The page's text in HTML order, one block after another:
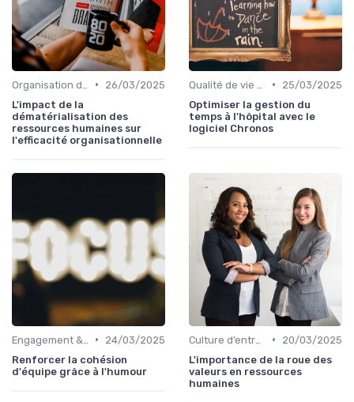
•
26/03/2025
L'impact de la
dématérialisation des
ressources humaines sur
l'efficacité organisationnelle
•
25/03/2025
Optimiser la gestion du
temps à l'hôpital avec le
logiciel Chronos
•
24/03/2025
Renforcer la cohésion
d'équipe grâce à l'humour
•
20/03/2025
L'importance de la roue des
valeurs en ressources
humaines